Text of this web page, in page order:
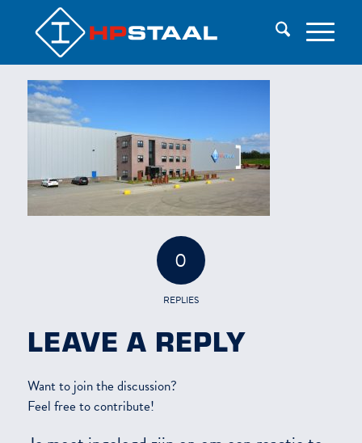
0
REPLIES
LEAVE A REPLY
Want to join the discussion?
Feel free to contribute!